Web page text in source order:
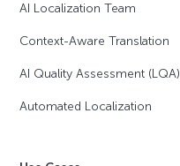
AI Localization Team
Context-Aware Translation
AI Quality Assessment (LQA)
Automated Localization